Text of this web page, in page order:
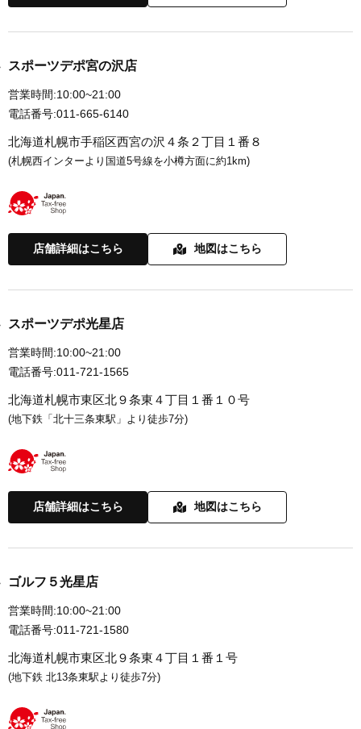
スポーツデポ宮の沢店
営業時間:10:00~21:00
電話番号:011-665-6140
北海道札幌市手稲区西宮の沢４条２丁目１番８
(札幌西インターより国道5号線を小樽方面に約1km)
店舗詳細はこちら 地図はこちら
スポーツデポ光星店
営業時間:10:00~21:00
電話番号:011-721-1565
北海道札幌市東区北９条東４丁目１番１０号
(地下鉄「北十三条東駅」より徒歩7分)
店舗詳細はこちら 地図はこちら
ゴルフ５光星店
営業時間:10:00~21:00
電話番号:011-721-1580
北海道札幌市東区北９条東４丁目１番１号
(地下鉄 北13条東駅より徒歩7分)